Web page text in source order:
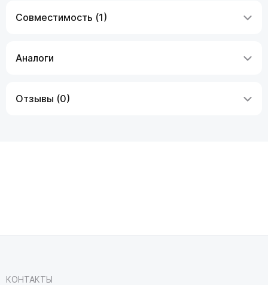
Совместимость (1)
Аналоги
Отзывы (0)
КОНТАКТЫ